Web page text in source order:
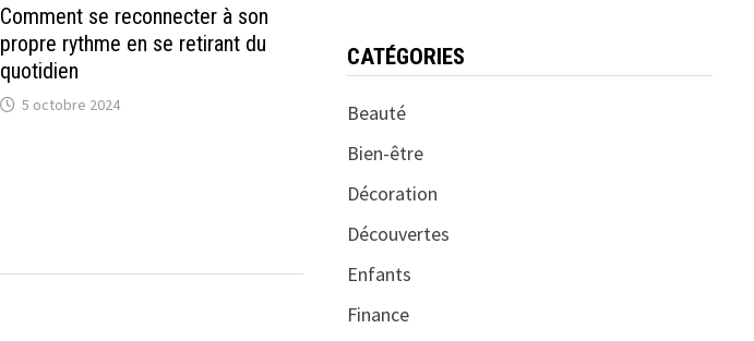
Comment se reconnecter à son
propre rythme en se retirant du
quotidien
5 octobre 2024
CATÉGORIES
Beauté
Bien-être
Décoration
Découvertes
Enfants
Finance